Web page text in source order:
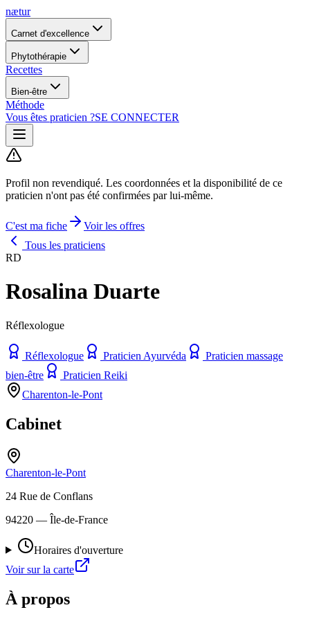
nætur
Carnet d'excellence
Phytothérapie
Recettes
Bien-être
Méthode
Vous êtes praticien ?SE CONNECTER
Profil non revendiqué. Les coordonnées et la disponibilité de ce
praticien n'ont pas été confirmées par lui-même.
C'est ma fiche
Voir les offres
Tous les praticiens
RD
Rosalina Duarte
Réflexologue
Réflexologue Praticien Ayurvéda
Praticien massage
bien-être
Praticien Reiki
Charenton-le-Pont
Cabinet
Charenton-le-Pont
24 Rue de Conflans
94220 — Île-de-France
Horaires d'ouverture
Voir sur la carte
À propos